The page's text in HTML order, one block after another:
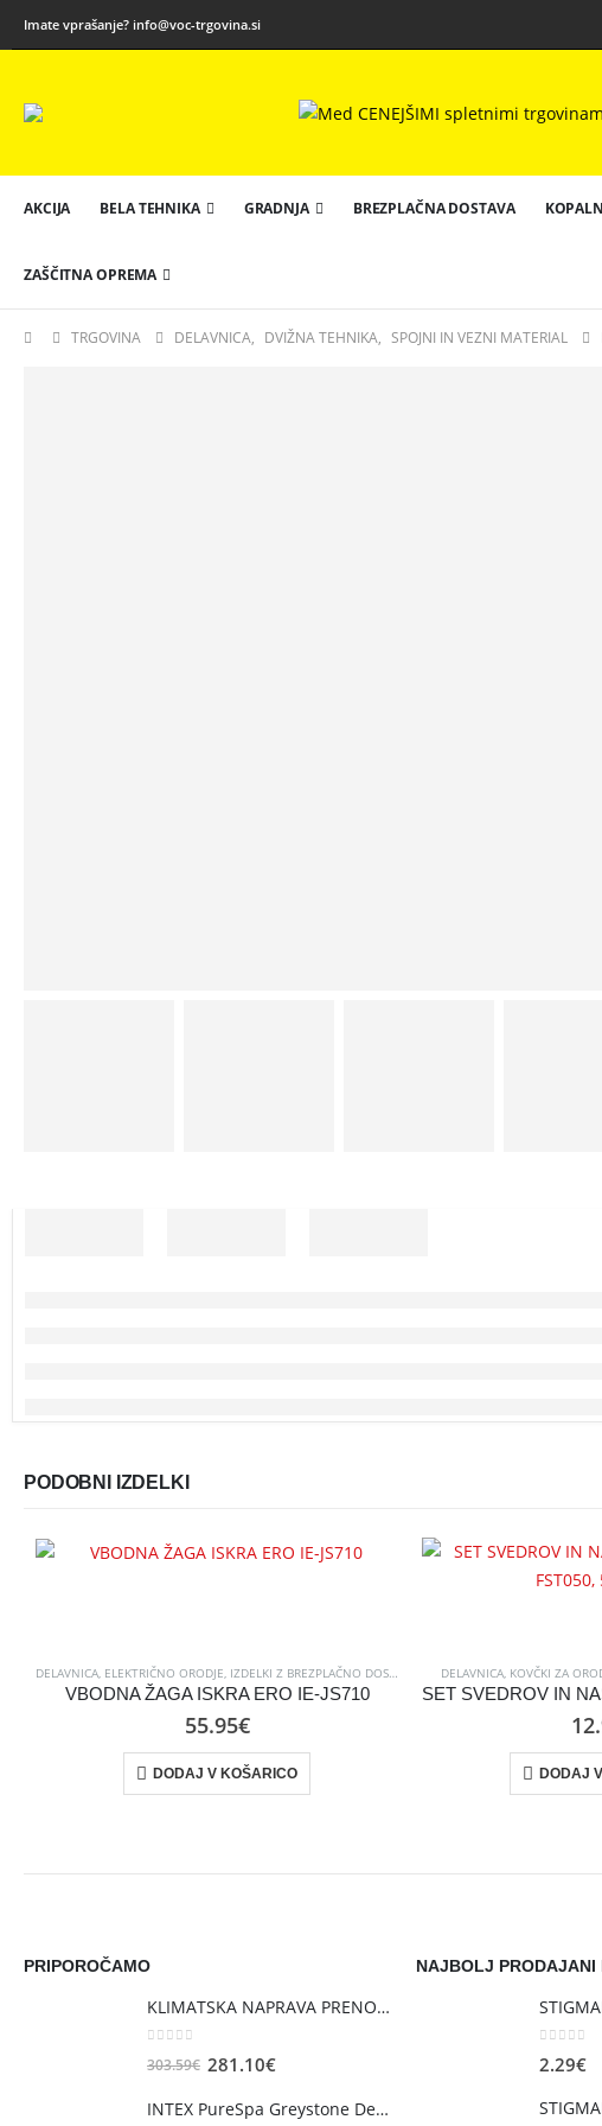
Imate vprašanje? info@voc-trgovina.si
AKCIJA BELA TEHNIKA GRADNJA BREZPLAČNA DOSTAVA
ZAŠČITNA OPREMA
TRGOVINA DELAVNICA, DVIŽNA TEHNIKA, SPOJNI IN VEZNI MATERIAL
PODOBNI IZDELKI
DELAVNICA, ELEKTRIČNO ORODJE, IZDELKI Z BREZPLAČNO DOSTAVO ORODJE,ŽAGE IN SEKIRE
VBODNA ŽAGA ISKRA ERO IE-JS710
55.95€
DODAJ V KOŠARICO
DELAVNICA, KOVČKI ZA
DODAJ
PRIPOROČAMO
KLIMATSKA NAPRAVA PRENOSNA ARFO KARY 2,6KW
303.59€ Izvirna
je
281.10€Trenutna
je:
INTEX PureSpa Greystone Deluxe, veliki, MASAŽNI BAZEN SQUARE ZA 6 OSEB
NAJBOLJ PRODAJANI
2.29€